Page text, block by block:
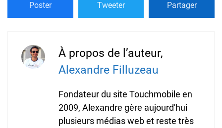
Poster Tweeter Partager
À propos de l’auteur,
Alexandre Filluzeau
Fondateur du site Touchmobile en
2009, Alexandre gère aujourd'hui
plusieurs médias web et reste très